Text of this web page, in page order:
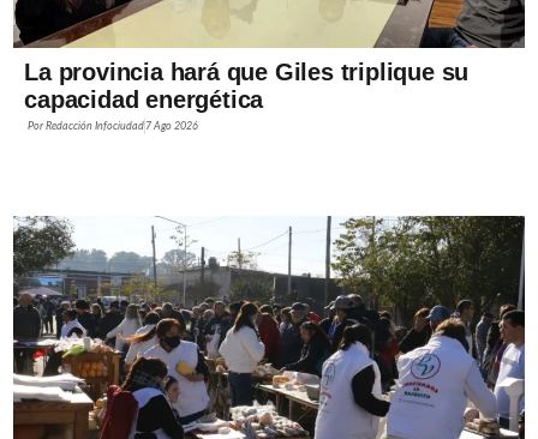
La provincia hará que Giles triplique su
capacidad energética
PorRedacción Infociudad 7 Ago 2026